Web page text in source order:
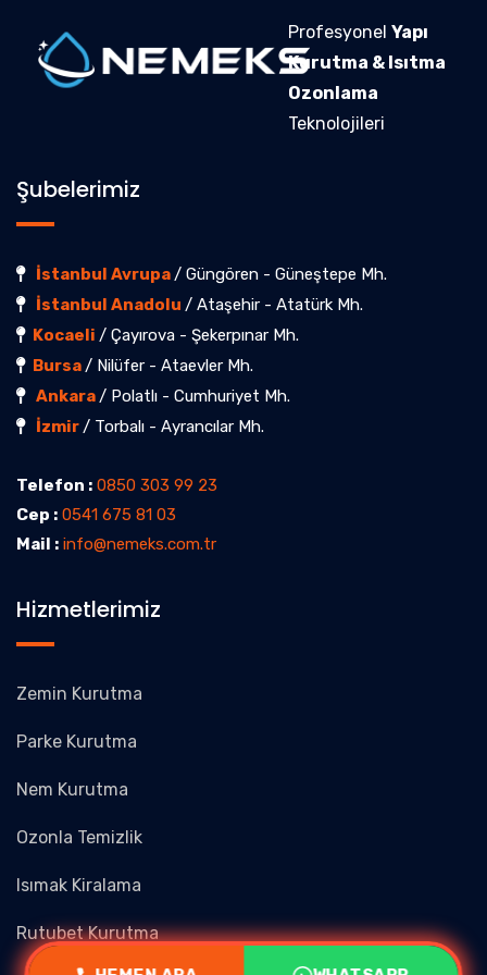
Profesyonel Yapı
Kurutma & Isıtma
Ozonlama
Teknolojileri
Şubelerimiz
İstanbul Avrupa/ Güngören - Güneştepe Mh.
İstanbul Anadolu / Ataşehir - Atatürk Mh.
Kocaeli / Çayırova - Şekerpınar Mh.
Bursa/ Nilüfer - Ataevler Mh.
Ankara/ Polatlı - Cumhuriyet Mh.
İzmir/ Torbalı - Ayrancılar Mh.
Telefon : 0850 303 99 23
Cep : 0541 675 81 03
Mail : info@nemeks.com.tr
Hizmetlerimiz
Zemin Kurutma
Parke Kurutma
Nem Kurutma
Ozonla Temizlik
Isımak Kiralama
Rutubet Kurutma